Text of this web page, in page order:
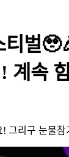
벌
계속
리구 눈물